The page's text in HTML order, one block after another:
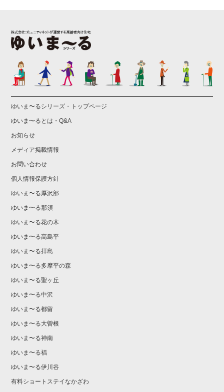
ゆいま〜るシリーズ・トップページ
ゆいま〜るとは・Q&A
お知らせ
メディア掲載情報
お問い合わせ
個人情報保護方針
ゆいま〜る厚沢部
ゆいま〜る那須
ゆいま〜る花の木
ゆいま〜る高島平
ゆいま〜る拝島
ゆいま〜る多摩平の森
ゆいま〜る聖ヶ丘
ゆいま〜る中沢
ゆいま〜る都留
ゆいま〜る大曽根
ゆいま〜る神南
ゆいま〜る福
ゆいま〜る伊川谷
有料ショートステイなかざわ